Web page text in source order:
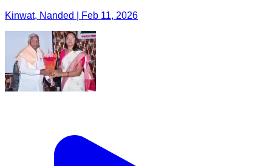
Kinwat, Nanded | Feb 11, 2026